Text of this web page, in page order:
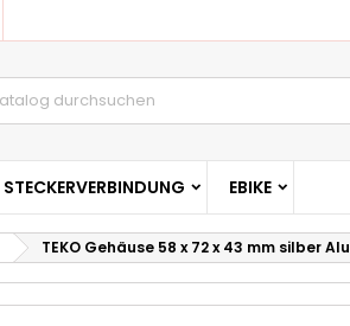
STECKERVERBINDUNG EBIKE
TEKO Gehäuse 58 x 72 x 43 mm silber Alu